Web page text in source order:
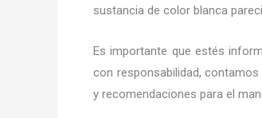
sustancia de color blanca
Es importante que estés
con responsabilidad,
y recomendaciones para el